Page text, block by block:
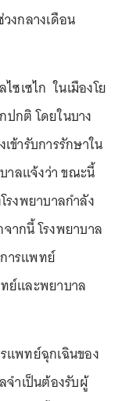
งกลางเดือน
ซเซไก ในเมืองโย
ปกติ โดยในบาง
ข้ารับการรักษาใน
าลแจ้งว่า ขณะนี้
รงพยาบาลกำลัง
ากนี้ โรงพยาบาล
ารแพทย์
ย์และพยาบาล
แพทย์ฉุกเฉินของ
จำเป็นต้องรับผู้